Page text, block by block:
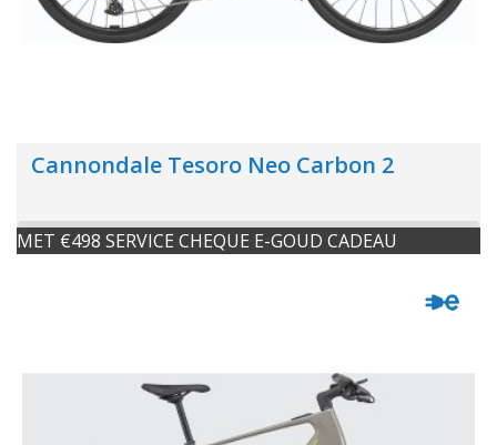
Cannondale Tesoro Neo Carbon 2
MET €498 SERVICE CHEQUE E-GOUD CADEAU